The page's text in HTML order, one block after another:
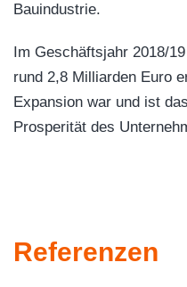
Bauindustrie.
Im Geschäftsjahr 2018/
rund 2,8 Milliarden Euro
Expansion war und ist
Prosperität des
Referenzen